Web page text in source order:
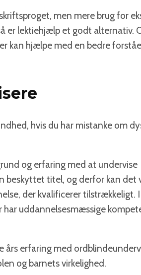
men mere brug for
er lektiehjælp et godt alternativ.
kan hjælpe med en bedre
hvis du har mistanke om
og erfaring med at undervise
beskyttet titel, og derfor kan det
der kvalificerer tilstrækkeligt. I
uddannelsesmæssige
erfaring med
og barnets virkelighed.